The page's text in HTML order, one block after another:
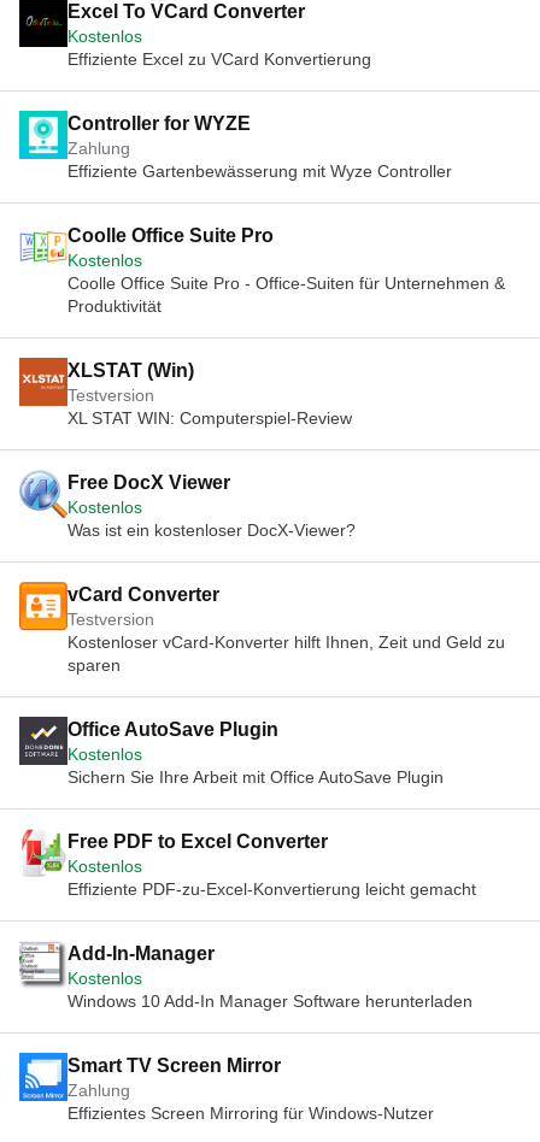
Excel To VCard Converter
Kostenlos
Effiziente Excel zu VCard Konvertierung
Controller for WYZE
Zahlung
Effiziente Gartenbewässerung mit Wyze Controller
Coolle Office Suite Pro
Kostenlos
Coolle Office Suite Pro - Office-Suiten für Unternehmen &
Produktivität
XLSTAT (Win)
Testversion
XL STAT WIN: Computerspiel-Review
Free DocX Viewer
Kostenlos
Was ist ein kostenloser DocX-Viewer?
vCard Converter
Testversion
Kostenloser vCard-Konverter hilft Ihnen, Zeit und Geld zu
sparen
Office AutoSave Plugin
Kostenlos
Sichern Sie Ihre Arbeit mit Office AutoSave Plugin
Free PDF to Excel Converter
Kostenlos
Effiziente PDF-zu-Excel-Konvertierung leicht gemacht
Add-In-Manager
Kostenlos
Windows 10 Add-In Manager Software herunterladen
Smart TV Screen Mirror
Zahlung
Effizientes Screen Mirroring für Windows-Nutzer